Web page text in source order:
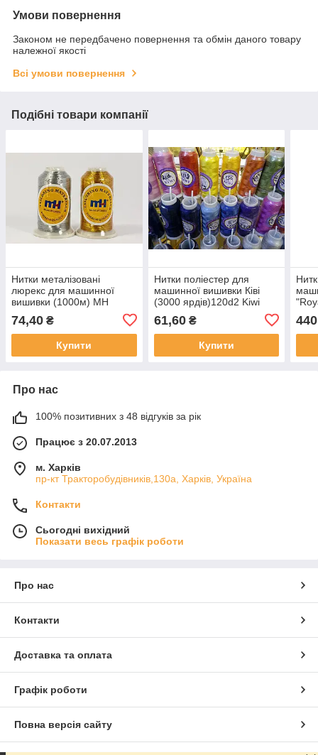
Умови повернення
Законом не передбачено повернення та обмін даного товару
належної якості
Всі умови повернення
Подібні товари компанії
Нитки металізовані
люрекс для машинної
вишивки (1000м) MH
74,40 ₴
Купити
Нитки поліестер для
машинної вишивки Ківі
(3000 ярдів)120d2 Kiwi
61,60₴
Купити
440
Про нас
100% позитивних з 48 відгуків за рік
Працює з 20.07.2013
м. Харків
пр-кт Тракторобудівників,130а, Харків, Україна
Контакти
Сьогодні вихідний
Показати весь графік роботи
Про нас
Контакти
Доставка та оплата
Графік роботи
Повна версія сайту